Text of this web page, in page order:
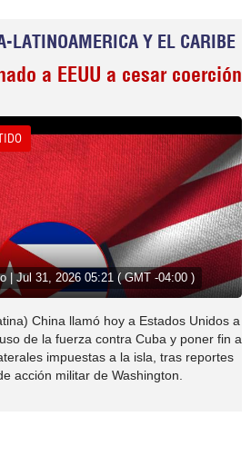
LATINOAMERICA Y EL CARIBE
a EEUU a cesar coerción
| Jul 31, 2026 05:21 ( GMT -04:00 )
China llamó hoy a Estados Unidos a
de la fuerza contra Cuba y poner fin a
impuestas a la isla, tras reportes
acción militar de Washington.